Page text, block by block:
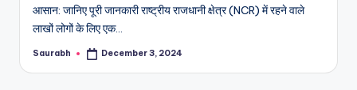
आसान: जानिए पूरी जानकारी राष्ट्रीय राजधानी क्षेत्र (NCR) में रहने वाले
लाखों लोगों के लिए एक…
Posted
Saurabh December 3, 2024